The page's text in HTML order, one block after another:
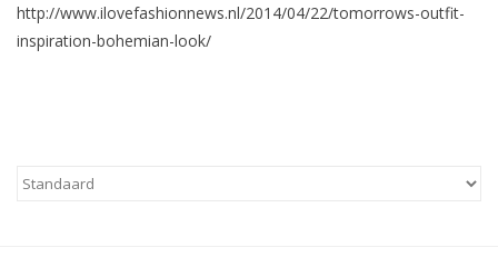
Keuken
http://www.ilovefashionnews.nl/2014/04/22/tomorrows-outfit-
inspiration-bohemian-look/